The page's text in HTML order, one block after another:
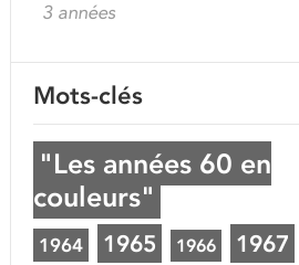
3 années
Mots-clés
"Les années 60 en
couleurs"
1964 1965 1966 1967